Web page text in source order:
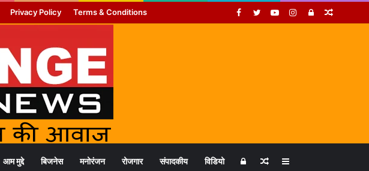
Privacy Policy Terms & Conditions Random
Log
Instagram
YouTube
Twitter
Facebook
आम मुद्दे बिजनेस मनोरंजन रोजगार संपादकीय विडियो Sidebar
Random
Log